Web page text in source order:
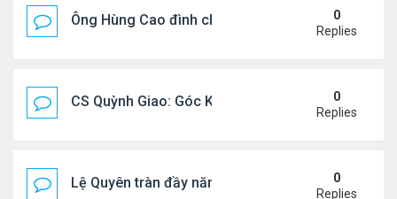
Ông Hùng Cao đình chỉ công tác quan chức 'nói
0
Replies
CS Quỳnh Giao: Góc Khuất Của Căn Bệnh Đoạt
0
Replies
Lệ Quyên tràn đầy năng lượng tại Mỹ
0
Replies